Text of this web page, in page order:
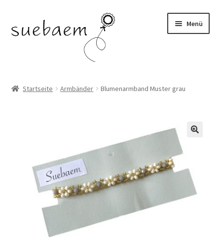
Navigation
Inhalt
Menü
Startseite Armbänder Blumenarmband Muster grau